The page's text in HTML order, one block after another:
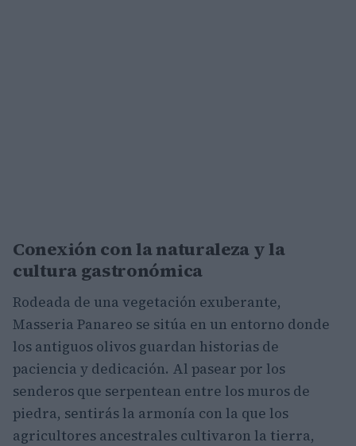
Conexión con la naturaleza y la
cultura gastronómica
Rodeada de una vegetación exuberante,
Masseria Panareo se sitúa en un entorno donde
los antiguos olivos guardan historias de
paciencia y dedicación. Al pasear por los
senderos que serpentean entre los muros de
piedra, sentirás la armonía con la que los
agricultores ancestrales cultivaron la tierra,